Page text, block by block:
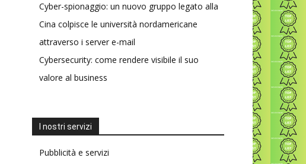
Cyber-spionaggio: un nuovo gruppo legato alla
Cina colpisce le università nordamericane
attraverso i server e-mail
Cybersecurity: come rendere visibile il suo
valore al business
I nostri servizi
Pubblicità e servizi